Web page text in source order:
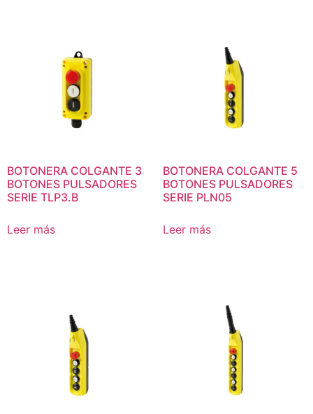
BOTONERA COLGANTE 3
BOTONES PULSADORES
SERIE TLP3.B
Leer más
BOTONERA COLGANTE 5
BOTONES PULSADORES
SERIE PLN05
Leer más